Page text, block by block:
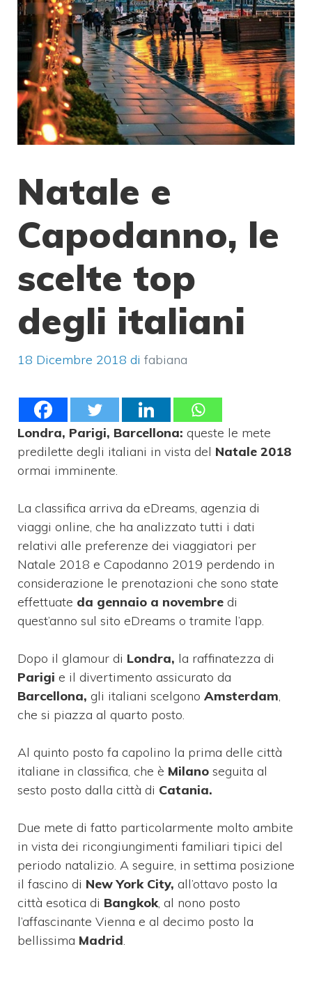
Natale e
Capodanno, le
scelte top
degli italiani
18 Dicembre 2018 di fabiana
Londra, Parigi, Barcellona: queste le mete
predilette degli italiani in vista del Natale 2018
ormai imminente.
La classifica arriva da eDreams, agenzia di
viaggi online, che ha analizzato tutti i dati
relativi alle preferenze dei viaggiatori per
Natale 2018 e Capodanno 2019 perdendo in
considerazione le prenotazioni che sono state
effettuate da gennaio a novembre di
quest’anno sul sito eDreams o tramite l’app.
Dopo il glamour di Londra, la raffinatezza di
Parigi e il divertimento assicurato da
Barcellona, gli italiani scelgono Amsterdam,
che si piazza al quarto posto.
Al quinto posto fa capolino la prima delle città
italiane in classifica, che è Milano seguita al
sesto posto dalla città di Catania.
Due mete di fatto particolarmente molto ambite
in vista dei ricongiungimenti familiari tipici del
periodo natalizio. A seguire, in settima posizione
il fascino di New York City, all’ottavo posto la
città esotica di Bangkok, al nono posto
l’affascinante Vienna e al decimo posto la
bellissima Madrid.